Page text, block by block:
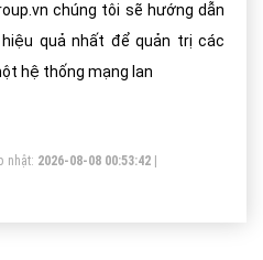
chúng tôi sẽ hướng dẫn
quả nhất để quản trị các
hệ thống mạng lan
nhật: 2026-08-08 00:53:42